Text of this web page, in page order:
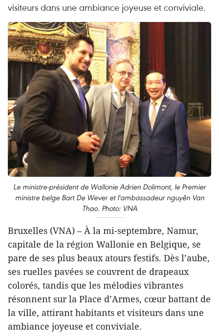
visiteurs dans une ambiance joyeuse et conviviale.
Le ministre-président de Wallonie Adrien Dolimont, le Premier
ministre belge Bart De Wever et l'ambassadeur nguyên Van
Thao. Photo: VNA
Bruxelles (VNA) – À la mi-septembre, Namur,
capitale de la région Wallonie en Belgique, se
pare de ses plus beaux atours festifs. Dès l’aube,
ses ruelles pavées se couvrent de drapeaux
colorés, tandis que les mélodies vibrantes
résonnent sur la Place d’Armes, cœur battant de
la ville, attirant habitants et visiteurs dans une
ambiance joyeuse et conviviale.